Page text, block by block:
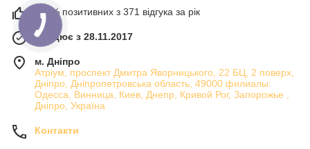
100% позитивних з 371 відгука за рік
Працює з 28.11.2017
м. Дніпро
Атріум, проспект Дмитра Яворницького, 22 БЦ, 2 поверх,
Дніпро, Дніпропетровська область, 49000 филиалы:
Одесса, Винница, Киев, Днепр, Кривой Рог, Запорожье ,
Дніпро, Україна
Контакти